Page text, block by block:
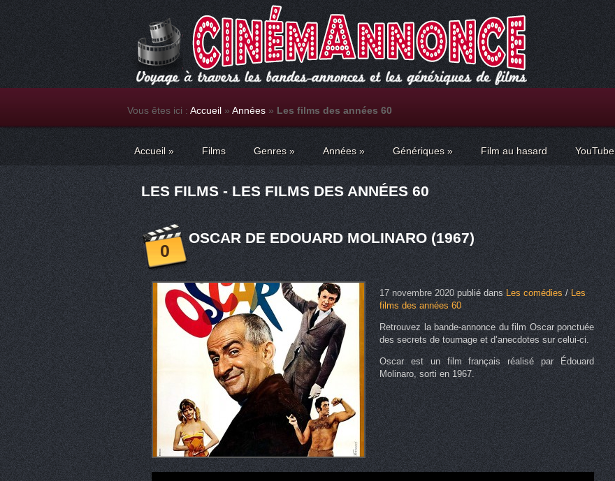
Vous êtes ici : Accueil » Années » Les films des années 60
Accueil » Films Genres» Années » Génériques » Film au hasard YouTube
LES FILMS - LES FILMS DES ANNÉES 60
0
OSCAR DE EDOUARD MOLINARO (1967)
17 novembre 2020 publié dansLes comédies/ Les
films des années 60
Retrouvez la bande-annonce du film Oscar ponctuée
des secrets de tournage et d’anecdotes sur celui-ci.
Oscar est un film français réalisé par Édouard
Molinaro, sorti en 1967.